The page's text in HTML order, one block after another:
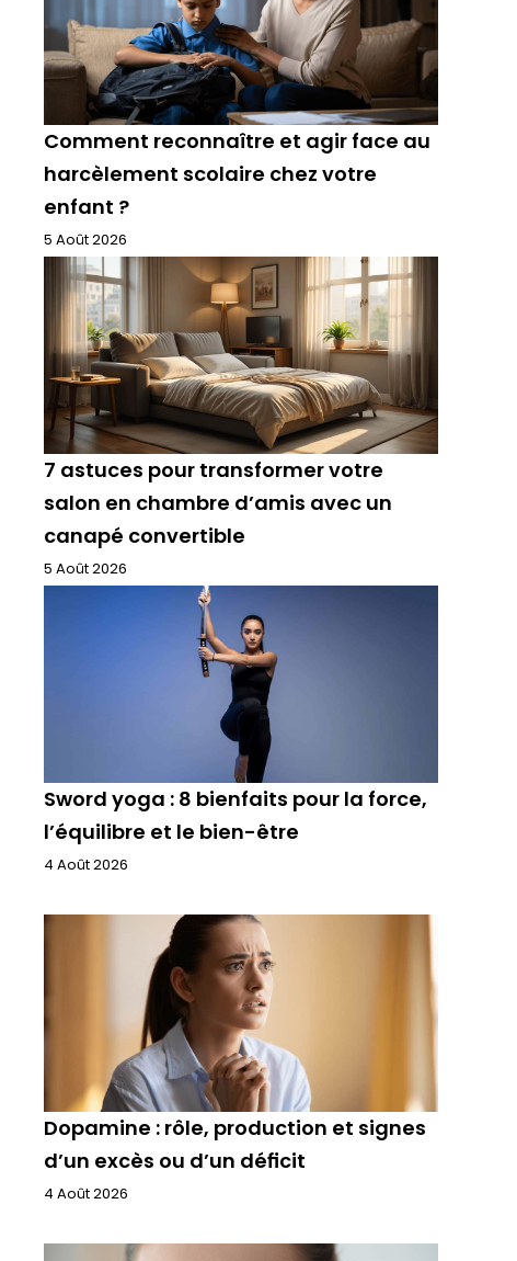
Comment reconnaître et agir face au
harcèlement scolaire chez votre
enfant ?
5 Août 2026
7 astuces pour transformer votre
salon en chambre d’amis avec un
canapé convertible
5 Août 2026
Sword yoga : 8 bienfaits pour la force,
l’équilibre et le bien-être
4 Août 2026
Dopamine : rôle, production et signes
d’un excès ou d’un déficit
4 Août 2026